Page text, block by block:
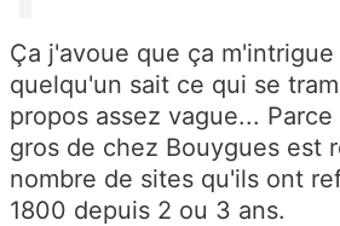
Ça j'avoue que ça
quelqu'un sait ce qui se
propos assez vague...
gros de chez Bouygues est
nombre de sites qu'ils ont
1800 depuis 2 ou 3 ans.